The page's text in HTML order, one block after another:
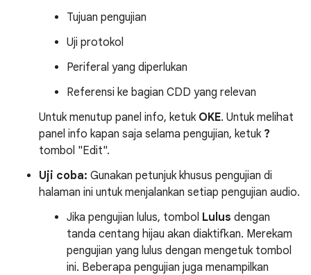
Tujuan pengujian
Uji protokol
Periferal yang diperlukan
Referensi ke bagian CDD yang relevan
Untuk menutup panel info, ketuk OKE. Untuk melihat
panel info kapan saja selama pengujian, ketuk ?
tombol "Edit".
Uji coba: Gunakan petunjuk khusus pengujian di
halaman ini untuk menjalankan setiap pengujian audio.
Jika pengujian lulus, tombol Lulus dengan
tanda centang hijau akan diaktifkan. Merekam
pengujian yang lulus dengan mengetuk tombol
ini. Beberapa pengujian juga menampilkan